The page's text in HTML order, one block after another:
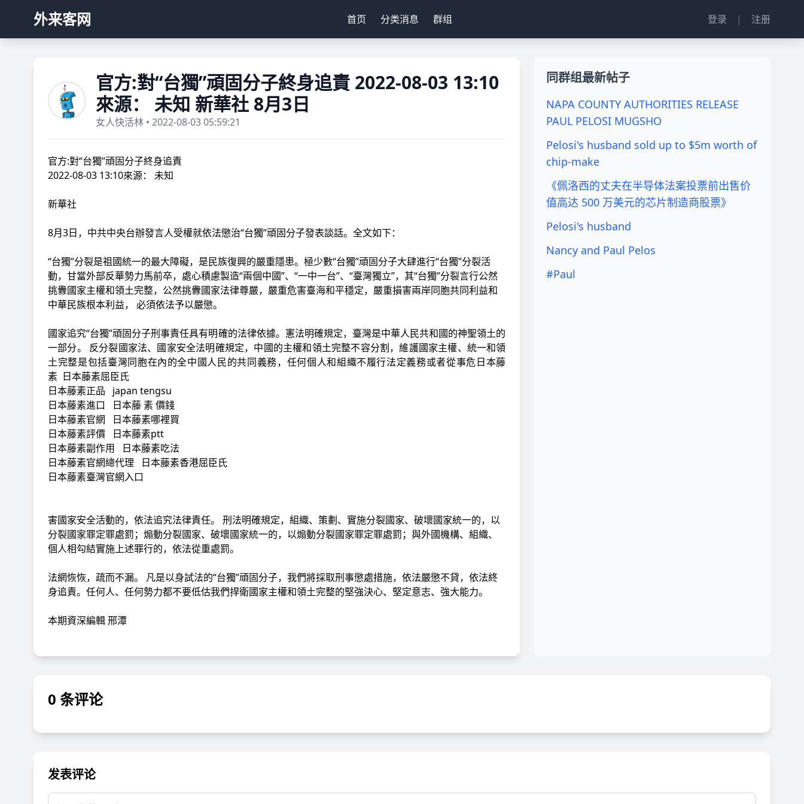
外来客网 首页 分类消息 群组 登录 | 注册
官方:對“台獨”頑固分子終身追責 2022-08-03 13:10
來源： 未知 新華社 8月3日
女人快活林 • 2022-08-03 05:59:21
官方:對“台獨”頑固分子終身追責
2022-08-03 13:10來源： 未知
新華社
8月3日，中共中央台辦發言人受權就依法懲治“台獨”頑固分子發表談話。全文如下：
“台獨”分裂是祖國統一的最大障礙，是民族復興的嚴重隱患。極少數“台獨”頑固分子大肆進行“台獨”分裂活
動，甘當外部反華勢力馬前卒，處心積慮製造“兩個中國”、“一中一台”、“臺灣獨立”，其“台獨”分裂言行公然
挑釁國家主權和領土完整，公然挑釁國家法律尊嚴，嚴重危害臺海和平穩定，嚴重損害兩岸同胞共同利益和
中華民族根本利益， 必須依法予以嚴懲。
國家追究“台獨”頑固分子刑事責任具有明確的法律依據。憲法明確規定，臺灣是中華人民共和國的神聖領土的
一部分。 反分裂國家法、國家安全法明確規定，中國的主權和領土完整不容分割，維護國家主權、統一和領
土完整是包括臺灣同胞在內的全中國人民的共同義務，任何個人和組織不履行法定義務或者從事危日本藤
素 日本藤素屈臣氏
日本藤素正品
japan tengsu
日本藤素進口
日本藤 素 價錢
日本藤素官網
日本藤素哪裡買
日本藤素評價
日本藤素ptt
日本藤素副作用
日本藤素吃法
日本藤素官網總代理
日本藤素香港屈臣氏
日本藤素臺灣官網入口
害國家安全活動的，依法追究法律責任。 刑法明確規定，組織、策劃、實施分裂國家、破壞國家統一的，以
分裂國家罪定罪處罰；煽動分裂國家、破壞國家統一的，以煽動分裂國家罪定罪處罰；與外國機構、組織、
個人相勾結實施上述罪行的，依法從重處罰。
法網恢恢，疏而不漏。 凡是以身試法的“台獨”頑固分子，我們將採取刑事懲處措施，依法嚴懲不貸，依法終
身追責。任何人、任何勢力都不要低估我們捍衛國家主權和領土完整的堅強決心、堅定意志、強大能力。
本期資深編輯 邢潭
同群组最新帖子
NAPA COUNTY AUTHORITIES RELEASE
PAUL PELOSI MUGSHO
Pelosi's husband sold up to $5m worth of
chip-make
《佩洛西的丈夫在半导体法案投票前出售价
值高达 500 万美元的芯片制造商股票》
Pelosi's husband
Nancy and Paul Pelos
#Paul
0 条评论
发表评论